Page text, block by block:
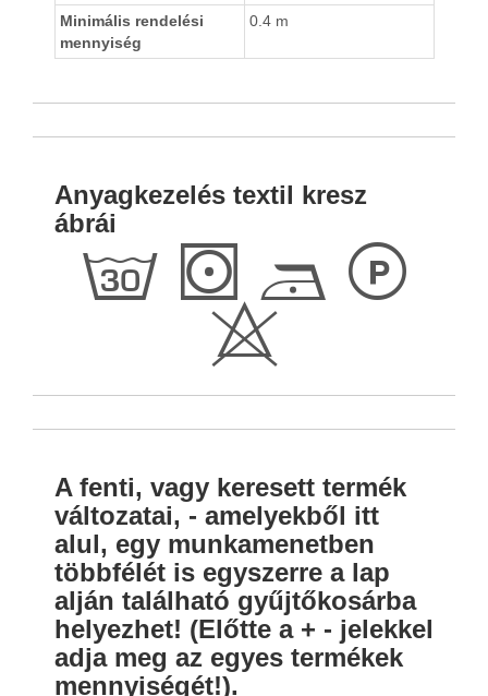
Minimális rendelési
mennyiség
0.4 m
Anyagkezelés textil kresz
ábrái
g S D L
H
A fenti, vagy keresett termék
változatai, - amelyekből itt
alul, egy munkamenetben
többfélét is egyszerre a lap
alján található gyűjtőkosárba
helyezhet! (Előtte a + - jelekkel
adja meg az egyes termékek
mennyiségét!).